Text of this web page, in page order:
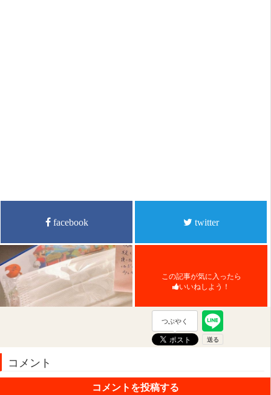
facebook twitter
この記事が気に入ったら
いいねしよう！
つぶやく
コメント
コメントを投稿する